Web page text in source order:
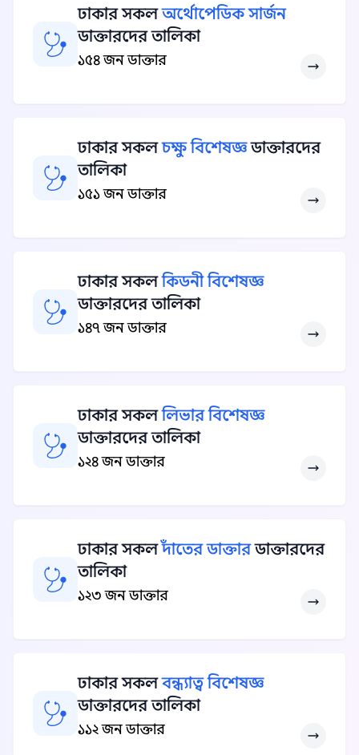
ঢাকার সকলঅর্থোপেডিক সার্জন
ডাক্তারদের তালিকা
১৫৪ জন ডাক্তার
ঢাকার সকলচক্ষু বিশেষজ্ঞডাক্তারদের
তালিকা
১৫১ জন ডাক্তার
ঢাকার সকলকিডনী বিশেষজ্ঞ
ডাক্তারদের তালিকা
১৪৭ জন ডাক্তার
ঢাকার সকললিভার বিশেষজ্ঞ
ডাক্তারদের তালিকা
১২৪ জন ডাক্তার
ঢাকার সকলদাঁতের ডাক্তারডাক্তারদের
তালিকা
১২৩ জন ডাক্তার
ঢাকার সকলবন্ধ্যাত্ব বিশেষজ্ঞ
ডাক্তারদের তালিকা
১১২ জন ডাক্তার